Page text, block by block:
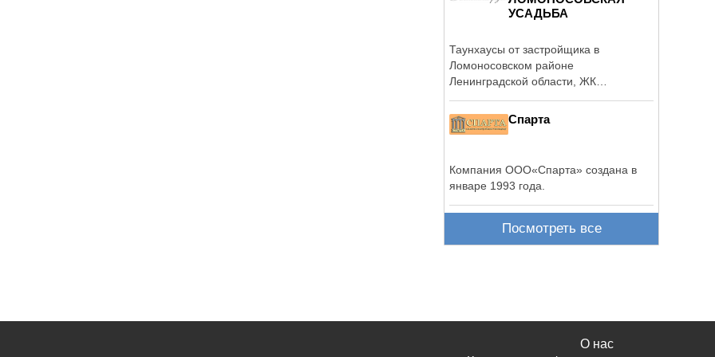
УСАДЬБА
Таунхаусы от застройщика в
Ломоносовском районе
Ленинградской области, ЖК
Спарта
Компания ООО«Спарта» создана в
январе 1993 года.
Посмотреть все
О нас